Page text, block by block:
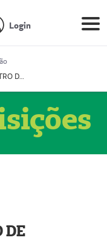
Login
Prestador CENTRO DE ONCOLOGIA
DE